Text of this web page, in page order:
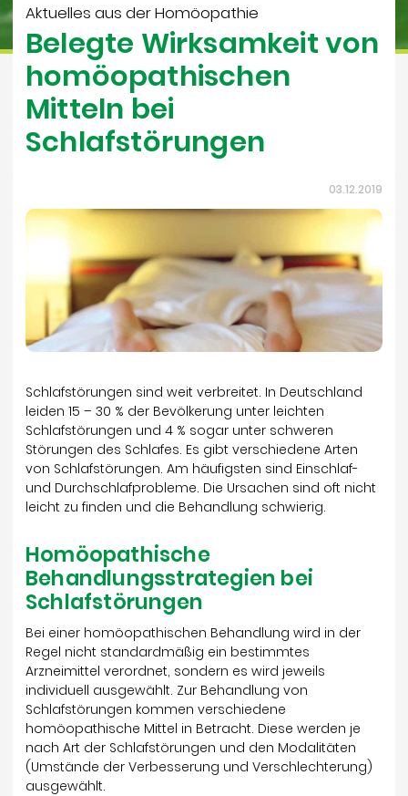
Aktuelles aus der Homöopathie
Belegte Wirksamkeit von
homöopathischen
Mitteln bei
Schlafstörungen
03.12.2019
Schlafstörungen sind weit verbreitet. In Deutschland
leiden 15 – 30 % der Bevölkerung unter leichten
Schlafstörungen und 4 % sogar unter schweren
Störungen des Schlafes. Es gibt verschiedene Arten
von Schlafstörungen. Am häufigsten sind Einschlaf-
und Durchschlafprobleme. Die Ursachen sind oft nicht
leicht zu finden und die Behandlung schwierig.
Homöopathische
Behandlungsstrategien bei
Schlafstörungen
Bei einer homöopathischen Behandlung wird in der
Regel nicht standardmäßig ein bestimmtes
Arzneimittel verordnet, sondern es wird jeweils
individuell ausgewählt. Zur Behandlung von
Schlafstörungen kommen verschiedene
homöopathische Mittel in Betracht. Diese werden je
nach Art der Schlafstörungen und den Modalitäten
(Umstände der Verbesserung und Verschlechterung)
ausgewählt.